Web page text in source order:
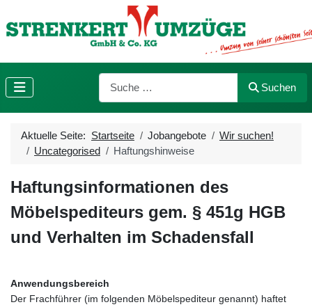
Suchen
Suchen
Aktuelle Seite: Startseite Jobangebote
Wir suchen!
Uncategorised
Haftungshinweise
Haftungsinformationen des
Möbelspediteurs gem. § 451g HGB
und Verhalten im Schadensfall
Anwendungsbereich
Der Frachführer (im folgenden Möbelspediteur genannt) haftet